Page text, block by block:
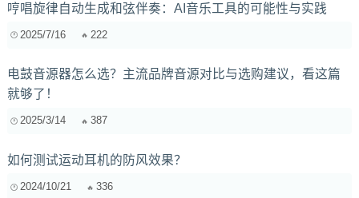
哼唱旋律自动生成和弦伴奏：AI音乐工具的可能性与实践
2025/7/16 222
电鼓音源器怎么选？主流品牌音源对比与选购建议，看这篇
就够了！
2025/3/14 387
如何测试运动耳机的防风效果？
2024/10/21 336